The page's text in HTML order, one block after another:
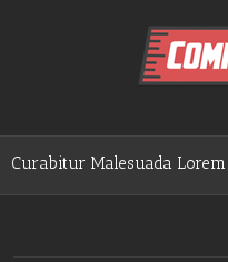
Curabitur Malesuada Lorem